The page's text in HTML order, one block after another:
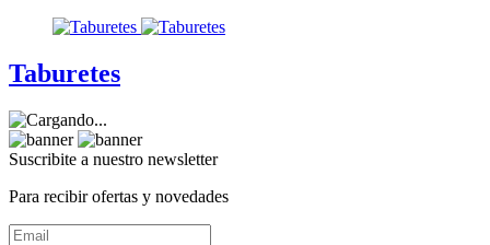
Taburetes
Suscribite a nuestro newsletter
Para recibir ofertas y novedades